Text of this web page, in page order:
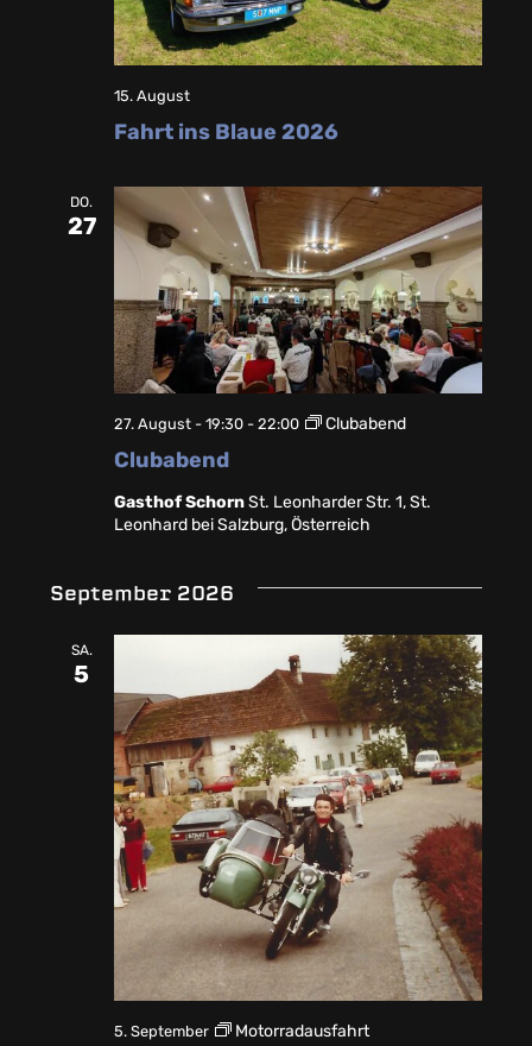
Fahrt ins Blaue 2026
15. August
DO.
27
Clubabend
27. August - 19:30- 22:00 Clubabend
Gasthof SchornSt. Leonharder Str. 1, St.
Leonhard bei Salzburg, Österreich
September 2026
SA.
5
5. September Motorradausfahrt